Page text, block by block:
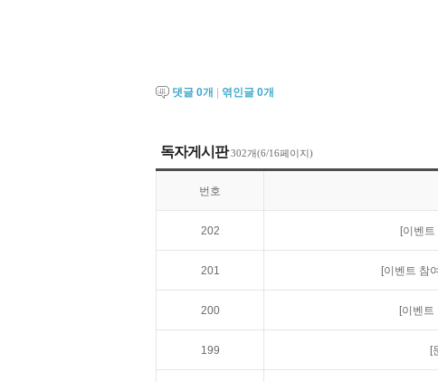
댓글 0개 엮인글 0개
독자게시판302개(6/16페이지)
번호
202 [이벤트
201 [이벤트 참
200 [이벤트
199 [